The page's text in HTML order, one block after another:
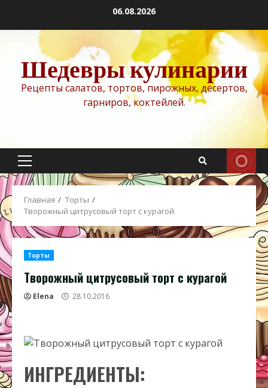
содержимому
06.08.2026
Шедевры кулинарии
Рецепты салатов, тортов, пирожных, десертов,
гарниров, коктейлей.
Основное
меню
Главная
Торты
Творожный цитрусовый торт с курагой
Торты
Творожный цитрусовый торт с курагой
Elena 28.10.2016
ИНГРЕДИЕНТЫ: